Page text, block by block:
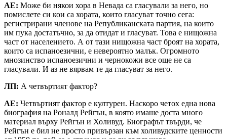
АЕ: Може би някои хора в Невада са гласували за него, но
помислете си кои са хората, които гласуват точно сега:
регистрирани членове на Републиканската партия, на които
им пука достатъчно, за да отидат и гласуват. Това е нищожна
част от населението. А от тази нищожна част броят на хората,
които са испаноезични, е невероятно малък. Огромното
мнозинство испаноезични и чернокожи все още не са
гласували. И аз не вярвам те да гласуват за него.
ЛП: А четвъртият фактор?
AЕ: Четвъртият фактор е културен. Наскоро четох една нова
биография на Роналд Рейгън, в която имаше доста много
материал върху Рейгън и Холивуд. Биографът твърди, че
Рейгън е бил не просто привързан към холивудските ценности